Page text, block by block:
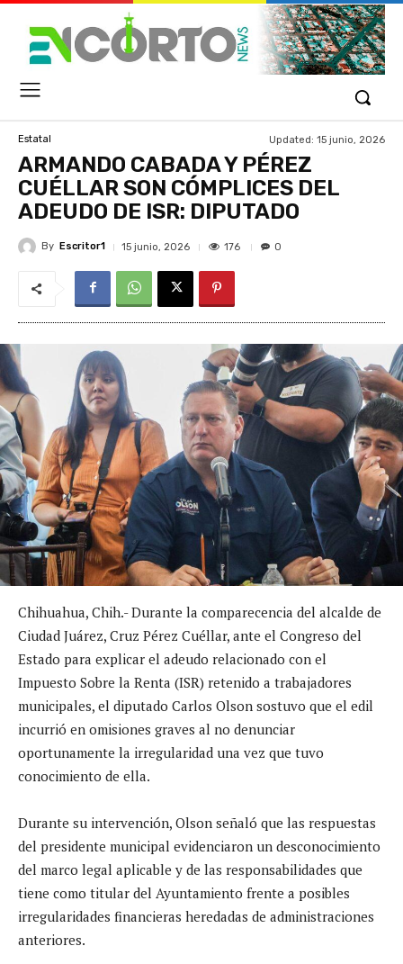
Estatal Updated: 15 junio, 2026
ARMANDO CABADA Y PÉREZ
CUÉLLAR SON CÓMPLICES DEL
ADEUDO DE ISR: DIPUTADO
By Escritor1 15 junio, 2026 176 0
Chihuahua, Chih.- Durante la comparecencia del alcalde de
Ciudad Juárez, Cruz Pérez Cuéllar, ante el Congreso del
Estado para explicar el adeudo relacionado con el
Impuesto Sobre la Renta (ISR) retenido a trabajadores
municipales, el diputado Carlos Olson sostuvo que el edil
incurrió en omisiones graves al no denunciar
oportunamente la irregularidad una vez que tuvo
conocimiento de ella.
Durante su intervención, Olson señaló que las respuestas
del presidente municipal evidenciaron un desconocimiento
del marco legal aplicable y de las responsabilidades que
tiene como titular del Ayuntamiento frente a posibles
irregularidades financieras heredadas de administraciones
anteriores.